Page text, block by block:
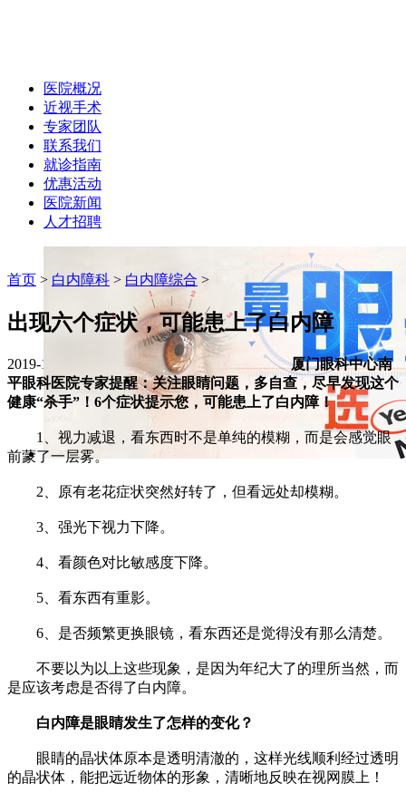
医院概况
近视手术
专家团队
联系我们
就诊指南
优惠活动
医院新闻
人才招聘
首页 > 白内障科 > 白内障综合 >
出现六个症状，可能患上了白内障
2019-11-08 作者：hxyk 字体大小:
厦门眼科中心南
平眼科医院专家提醒：关注眼睛问题，多自查，尽早发现这个
健康“杀手”！6个症状提示您，可能患上了白内障！
1、视力减退，看东西时不是单纯的模糊，而是会感觉眼
前蒙了一层雾。
2、原有老花症状突然好转了，但看远处却模糊。
3、强光下视力下降。
4、看颜色对比敏感度下降。
5、看东西有重影。
6、是否频繁更换眼镜，看东西还是觉得没有那么清楚。
不要以为以上这些现象，是因为年纪大了的理所当然，而
是应该考虑是否得了白内障。
白内障是眼睛发生了怎样的变化？
眼睛的晶状体原本是透明清澈的，这样光线顺利经过透明
的晶状体，能把远近物体的形象，清晰地反映在视网膜上！